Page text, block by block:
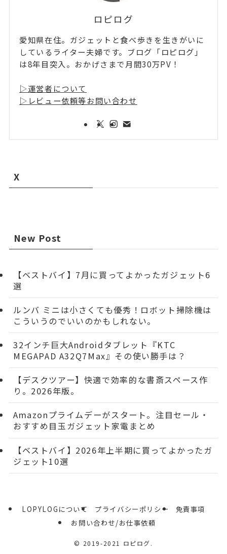
ロピログ
愛知県在住。ガジェットと食べ歩きを生きがいに
しているライター夫婦です。ブログ「ロピログ」
は8年目突入。おかげさまで月間30万PV！
▷運営者について
▷レビュー依頼等お問い合わせ
X
New Post
【ベストバイ】7月に買ってよかったガジェット6
選
ルンバ ミニは小さくても優秀！ロボット掃除機は
こういうのでいいのかもしれない。
32インチ巨大Androidタブレット『KTC
MEGAPAD A32Q7Max』その使い勝手は？
【デスクツアー】快適で効率的な書斎スペース作
り。2026年版。
Amazonプライムデーがスタート。注目セール・
おすすめ目玉ガジェット家電まとめ
【ベストバイ】2026年上半期に買ってよかったガ
ジェット10選
LOPYLOGについて プライバシーポリシー
免責事項
お問い合わせ/お仕事依頼
© 2019-2021 ロピログ.